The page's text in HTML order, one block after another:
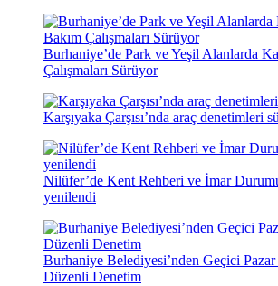
Burhaniye’de Park ve Yeşil Alanlarda
Çalışmaları Sürüyor
Karşıyaka Çarşısı’nda araç denetimleri
Nilüfer’de Kent Rehberi ve İmar
yenilendi
Burhaniye Belediyesi’nden Geçici
Düzenli Denetim